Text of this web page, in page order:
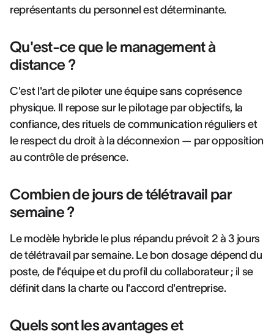
représentants du personnel est déterminante.
Qu'est-ce que le management à
distance ?
C'est l'art de piloter une équipe sans coprésence
physique. Il repose sur le pilotage par objectifs, la
confiance, des rituels de communication réguliers et
le respect du droit à la déconnexion — par opposition
au contrôle de présence.
Combien de jours de télétravail par
semaine ?
Le modèle hybride le plus répandu prévoit 2 à 3 jours
de télétravail par semaine. Le bon dosage dépend du
poste, de l'équipe et du profil du collaborateur ; il se
définit dans la charte ou l'accord d'entreprise.
Quels sont les avantages et